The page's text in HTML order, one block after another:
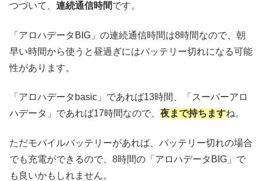
つづいて、 連続通信時間です。
「アロハデータBIG」の連続通信時間は8時間なので、朝
早い時間から使うと昼過ぎにはバッテリー切れになる可能
性があります。
「アロハデータbasic」であれば13時間、「スーパーアロ
ハデータ」であれば17時間なので、 夜まで持ちますね。
ただモバイルバッテリーがあれば、バッテリー切れの場合
でも充電ができるので、8時間の「アロハデータBIG」で
も良いかもしれません。